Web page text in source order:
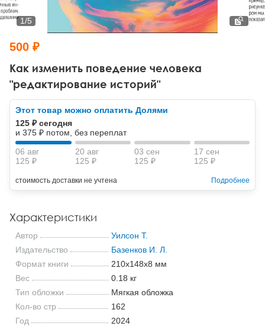
Тревожные расстройства, панические атаки
Психодрама
Другие направления психотерапии
Классический, эриксоновский гипноз и НЛП
НЛП
Психология труда и эргономика
Социальная психология
Социальная и организационная психология
Классический и юнгианский психоанализ
Как изменить поведение человека
"редактирование историй"
1/5
500 ₽
Этот товар можно оплатить Долями
125 ₽ сегодня
и 375 ₽ потом, без переплат
06 авг
125 ₽
20 авг
125 ₽
03 сен
125 ₽
17 сен
125 ₽
стоимость доставки не учтена Подробнее
Характеристики
Автор
Уилсон Т.
Издательство
Базенков И. Л.
Формат книги
210x148x8 мм
Вес
0.18 кг
Тип обложки
Мягкая обложка
Кол-во стр
162
Год
2024